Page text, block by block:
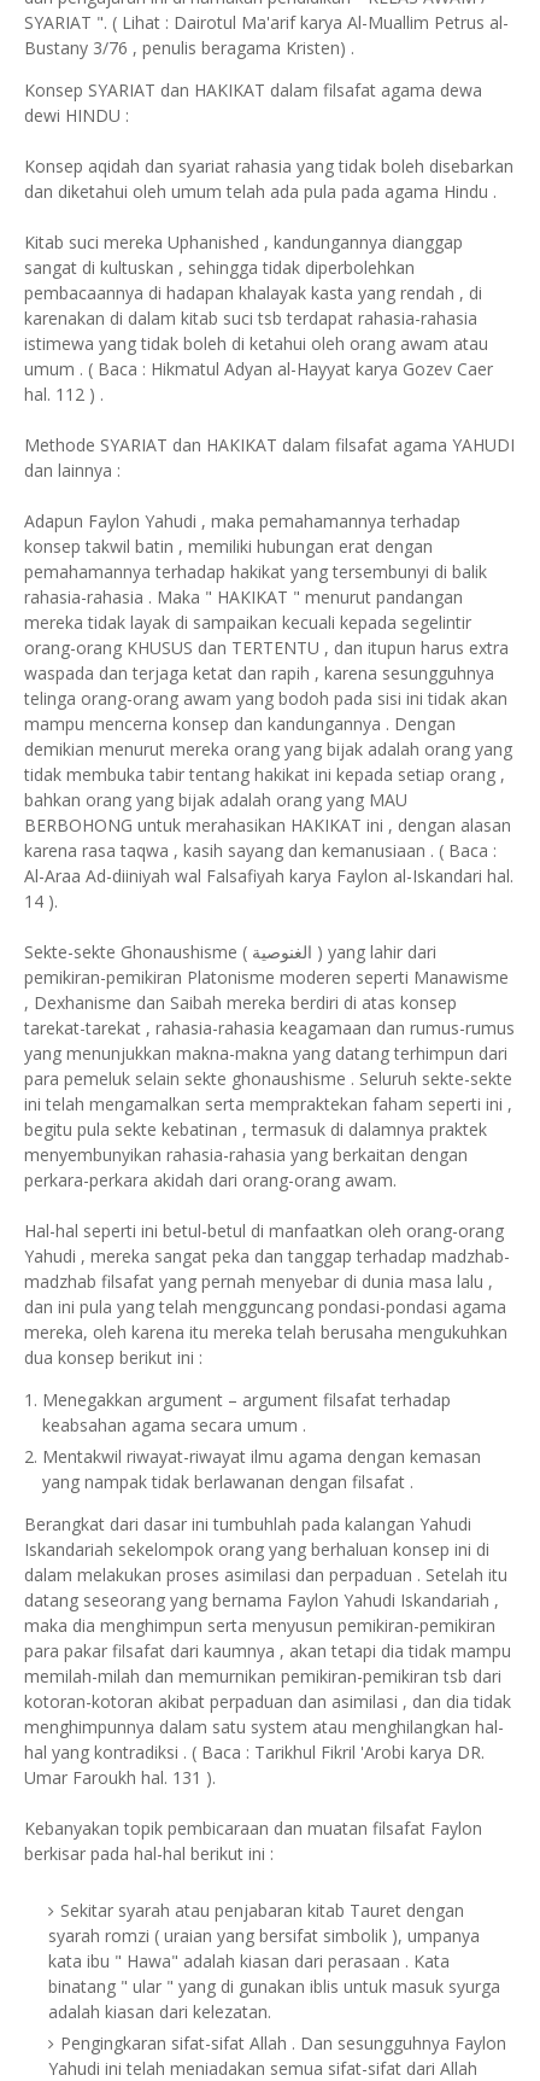
SYARIAT ". ( Lihat : Dairotul Ma'arif karya Al-Muallim Petrus al-
Bustany 3/76 , penulis beragama Kristen) .
Konsep SYARIAT dan HAKIKAT dalam filsafat agama dewa
dewi HINDU :
Konsep aqidah dan syariat rahasia yang tidak boleh disebarkan
dan diketahui oleh umum telah ada pula pada agama Hindu .
Kitab suci mereka Uphanished , kandungannya dianggap
sangat di kultuskan , sehingga tidak diperbolehkan
pembacaannya di hadapan khalayak kasta yang rendah , di
karenakan di dalam kitab suci tsb terdapat rahasia-rahasia
istimewa yang tidak boleh di ketahui oleh orang awam atau
umum . ( Baca : Hikmatul Adyan al-Hayyat karya Gozev Caer
hal. 112 ) .
Methode SYARIAT dan HAKIKAT dalam filsafat agama YAHUDI
dan lainnya :
Adapun Faylon Yahudi , maka pemahamannya terhadap
konsep takwil batin , memiliki hubungan erat dengan
pemahamannya terhadap hakikat yang tersembunyi di balik
rahasia-rahasia . Maka " HAKIKAT " menurut pandangan
mereka tidak layak di sampaikan kecuali kepada segelintir
orang-orang KHUSUS dan TERTENTU , dan itupun harus extra
waspada dan terjaga ketat dan rapih , karena sesungguhnya
telinga orang-orang awam yang bodoh pada sisi ini tidak akan
mampu mencerna konsep dan kandungannya . Dengan
demikian menurut mereka orang yang bijak adalah orang yang
tidak membuka tabir tentang hakikat ini kepada setiap orang ,
bahkan orang yang bijak adalah orang yang MAU
BERBOHONG untuk merahasikan HAKIKAT ini , dengan alasan
karena rasa taqwa , kasih sayang dan kemanusiaan . ( Baca :
Al-Araa Ad-diiniyah wal Falsafiyah karya Faylon al-Iskandari hal.
14 ).
Sekte-sekte Ghonaushisme ( الغنوصية ) yang lahir dari
pemikiran-pemikiran Platonisme moderen seperti Manawisme
, Dexhanisme dan Saibah mereka berdiri di atas konsep
tarekat-tarekat , rahasia-rahasia keagamaan dan rumus-rumus
yang menunjukkan makna-makna yang datang terhimpun dari
para pemeluk selain sekte ghonaushisme . Seluruh sekte-sekte
ini telah mengamalkan serta mempraktekan faham seperti ini ,
begitu pula sekte kebatinan , termasuk di dalamnya praktek
menyembunyikan rahasia-rahasia yang berkaitan dengan
perkara-perkara akidah dari orang-orang awam.
Hal-hal seperti ini betul-betul di manfaatkan oleh orang-orang
Yahudi , mereka sangat peka dan tanggap terhadap madzhab-
madzhab filsafat yang pernah menyebar di dunia masa lalu ,
dan ini pula yang telah mengguncang pondasi-pondasi agama
mereka, oleh karena itu mereka telah berusaha mengukuhkan
dua konsep berikut ini :
Menegakkan argument – argument filsafat terhadap
keabsahan agama secara umum .
Mentakwil riwayat-riwayat ilmu agama dengan kemasan
yang nampak tidak berlawanan dengan filsafat .
Berangkat dari dasar ini tumbuhlah pada kalangan Yahudi
Iskandariah sekelompok orang yang berhaluan konsep ini di
dalam melakukan proses asimilasi dan perpaduan . Setelah itu
datang seseorang yang bernama Faylon Yahudi Iskandariah ,
maka dia menghimpun serta menyusun pemikiran-pemikiran
para pakar filsafat dari kaumnya , akan tetapi dia tidak mampu
memilah-milah dan memurnikan pemikiran-pemikiran tsb dari
kotoran-kotoran akibat perpaduan dan asimilasi , dan dia tidak
menghimpunnya dalam satu system atau menghilangkan hal-
hal yang kontradiksi . ( Baca : Tarikhul Fikril 'Arobi karya DR.
Umar Faroukh hal. 131 ).
Kebanyakan topik pembicaraan dan muatan filsafat Faylon
berkisar pada hal-hal berikut ini :
Sekitar syarah atau penjabaran kitab Tauret dengan
syarah romzi ( uraian yang bersifat simbolik ), umpanya
kata ibu " Hawa" adalah kiasan dari perasaan . Kata
binatang " ular " yang di gunakan iblis untuk masuk syurga
adalah kiasan dari kelezatan.
Pengingkaran sifat-sifat Allah . Dan sesungguhnya Faylon
Yahudi ini telah meniadakan semua sifat-sifat dari Allah